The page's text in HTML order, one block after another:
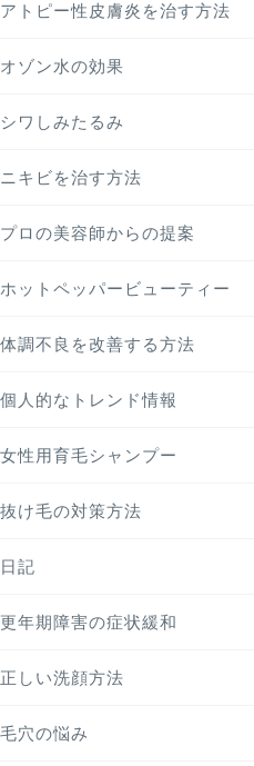
アトピー性皮膚炎を治す方法
オゾン水の効果
シワしみたるみ
ニキビを治す方法
プロの美容師からの提案
ホットペッパービューティー
体調不良を改善する方法
個人的なトレンド情報
女性用育毛シャンプー
抜け毛の対策方法
日記
更年期障害の症状緩和
正しい洗顔方法
毛穴の悩み